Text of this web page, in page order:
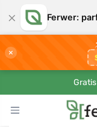
× Ferwer:
×